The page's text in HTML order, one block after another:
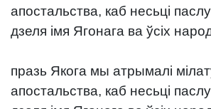
апостальства, каб несьці
дзеля імя Ягонага ва ўсіх
празь Якога мы атрымалі
апостальства, каб несьці